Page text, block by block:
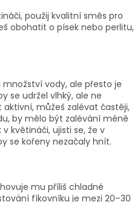
použij kvalitní směs pro
obohatit o písek nebo perlitu,
vody, ale přesto je
se udržel vlhký, ale ne
aktivní, můžeš zalévat častěji,
by mělo být zalévání méně
květináči, ujisti se, že v
se kořeny nezačaly hnít.
mu příliš chladné
fíkovníku je mezi 20–30